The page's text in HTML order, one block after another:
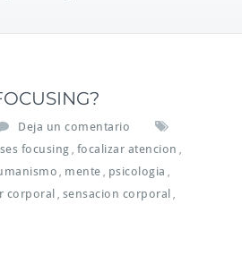
Deja un comentario
focusing focalizar atencion
mente psicologia
corporal sensacion corporal